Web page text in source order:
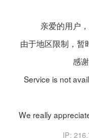
亲爱的用户
由于地区限制，暂
感
Service is not
We really
IP: